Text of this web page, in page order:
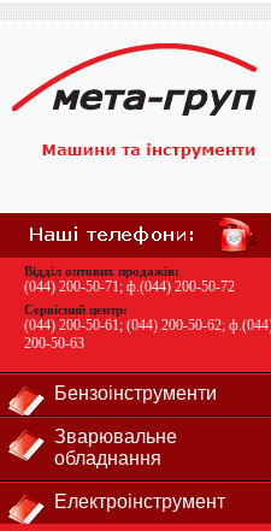
Відділ оптових продажів:
(044) 200-50-71; ф.(044) 200-50-72
Сервісний центр:
(044) 200-50-61; (044) 200-50-62; ф.
200-50-63
Бензоінструменти
Зварювальне
обладнання
Електроінструмент